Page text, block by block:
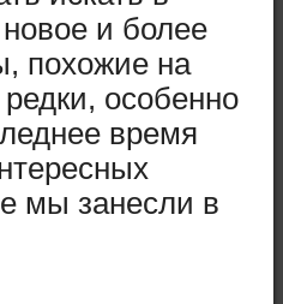
и более
похожие на
особенно
время
мы занесли в